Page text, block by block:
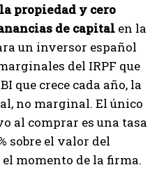
propiedad y cero
de capital en la
un inversor español
del IRPF que
que crece cada año, la
no marginal. El único
al comprar es una tasa
sobre el valor del
momento de la firma.